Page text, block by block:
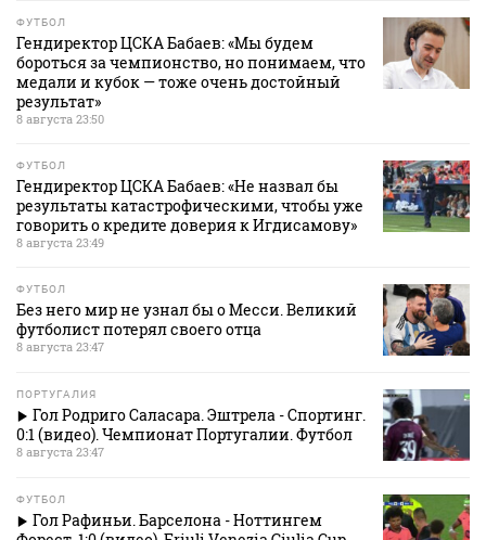
ФУТБОЛ
Гендиректор ЦСКА Бабаев: «Мы будем
бороться за чемпионство, но понимаем, что
медали и кубок — тоже очень достойный
результат»
8 августа 23:50
ФУТБОЛ
Гендиректор ЦСКА Бабаев: «Не назвал бы
результаты катастрофическими, чтобы уже
говорить о кредите доверия к Игдисамову»
8 августа 23:49
ФУТБОЛ
Без него мир не узнал бы о Месси. Великий
футболист потерял своего отца
8 августа 23:47
ПОРТУГАЛИЯ
Гол Родриго Саласара. Эштрела - Спортинг.
0:1 (видео). Чемпионат Португалии. Футбол
8 августа 23:47
ФУТБОЛ
Гол Рафиньи. Барселона - Ноттингем